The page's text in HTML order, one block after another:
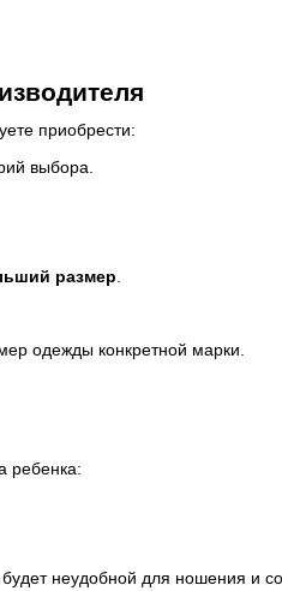
приобрести:
выбора.
размер
одежды конкретной марки.
ребенка:
неудобной для ношения и